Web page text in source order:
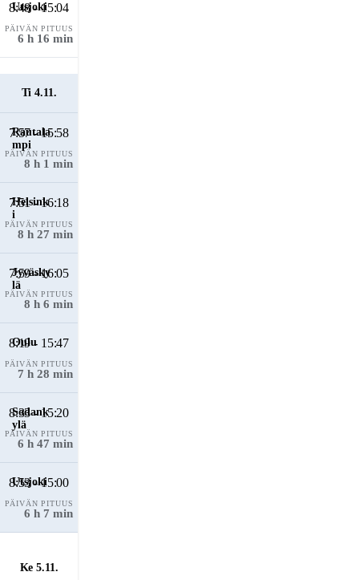
8:48 - 15:04
PÄIVÄN PITUUS
6 h 16 min
Ti 4.11.
7:57 - 15:58
PÄIVÄN PITUUS
8 h 1 min
7:51 - 16:18
PÄIVÄN PITUUS
8 h 27 min
7:59 - 16:05
PÄIVÄN PITUUS
8 h 6 min
8:19 - 15:47
PÄIVÄN PITUUS
7 h 28 min
8:33 - 15:20
PÄIVÄN PITUUS
6 h 47 min
8:53 - 15:00
PÄIVÄN PITUUS
6 h 7 min
Ke 5.11.